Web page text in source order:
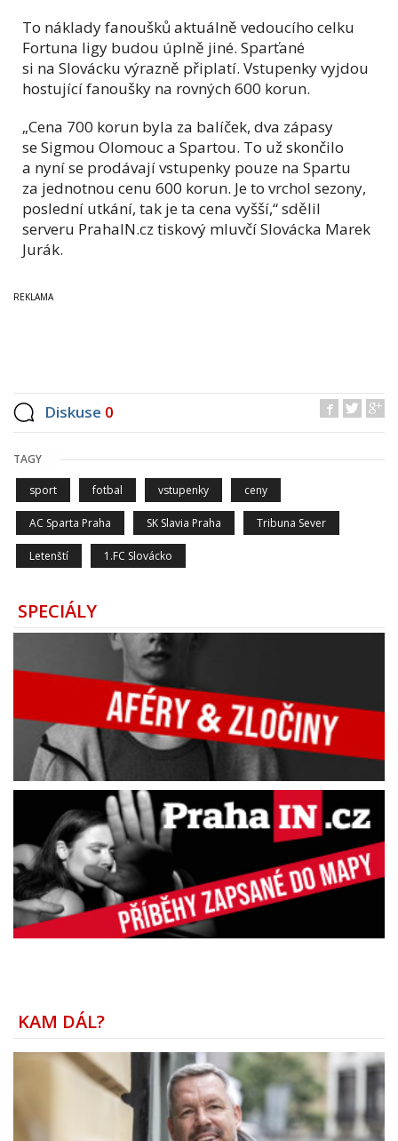
To náklady fanoušků aktuálně vedoucího celku
Fortuna ligy budou úplně jiné. Sparťané
si na Slovácku výrazně připlatí. Vstupenky vyjdou
hostující fanoušky na rovných 600 korun.
„Cena 700 korun byla za balíček, dva zápasy
se Sigmou Olomouc a Spartou. To už skončilo
a nyní se prodávají vstupenky pouze na Spartu
za jednotnou cenu 600 korun. Je to vrchol sezony,
poslední utkání, tak je ta cena vyšší,“ sdělil
serveru PrahaIN.cz tiskový mluvčí Slovácka Marek
Jurák.
Diskuse 0
TAGY
sport fotbal vstupenky ceny
AC Sparta Praha SK Slavia Praha Tribuna Sever
Letenští 1.FC Slovácko
SPECIÁLY
KAM DÁL?